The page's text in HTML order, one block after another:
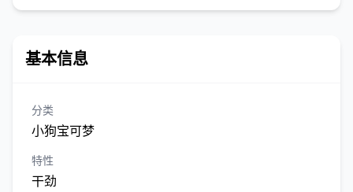
基本信息
分类
小狗宝可梦
特性
干劲